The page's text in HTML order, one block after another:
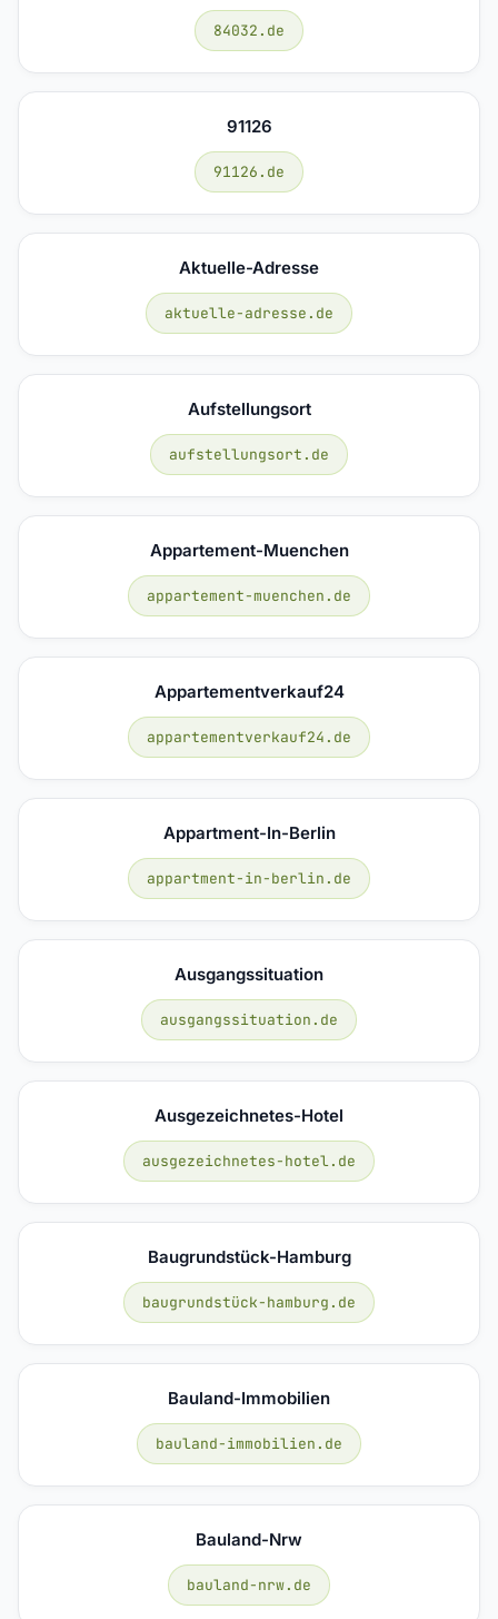
84032.de
91126
91126.de
Aktuelle-Adresse
aktuelle-adresse.de
Aufstellungsort
aufstellungsort.de
Appartement-Muenchen
appartement-muenchen.de
Appartementverkauf24
appartementverkauf24.de
Appartment-In-Berlin
appartment-in-berlin.de
Ausgangssituation
ausgangssituation.de
Ausgezeichnetes-Hotel
ausgezeichnetes-hotel.de
Baugrundstück-Hamburg
baugrundstück-hamburg.de
Bauland-Immobilien
bauland-immobilien.de
Bauland-Nrw
bauland-nrw.de